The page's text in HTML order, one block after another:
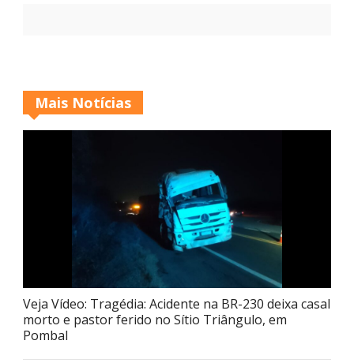
Mais Notícias
Veja Vídeo: Tragédia: Acidente na BR-230 deixa casal
morto e pastor ferido no Sítio Triângulo, em
Pombal